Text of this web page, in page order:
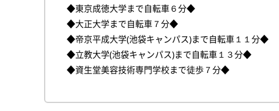
◆東京成徳大学まで自転車６分◆
◆大正大学まで自転車７分◆
◆帝京平成大学(池袋キャンパス)まで自転車１１分◆
◆立教大学(池袋キャンパス)まで自転車１３分◆
◆資生堂美容技術専門学校まで徒歩７分◆